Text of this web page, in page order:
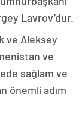
Lavrov’dur.
ve Aleksey
ve
sağlam ve
önemli adım